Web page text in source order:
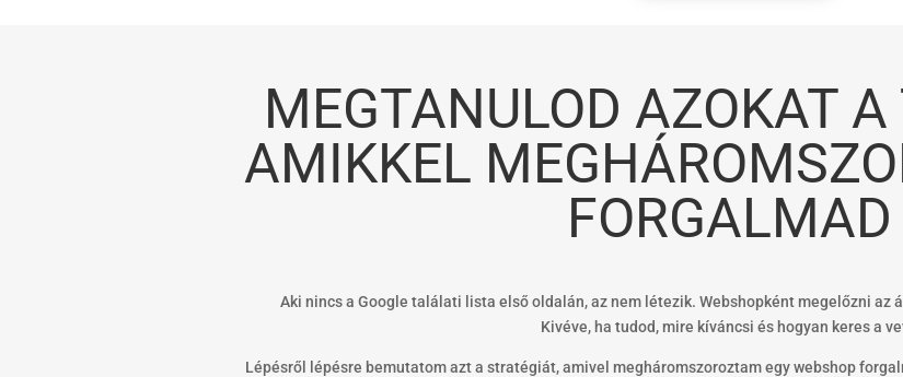
MEGTANULOD AZOKAT A
AMIKKEL
FORGALMAD
Aki nincs a Google találati lista első oldalán, az nem létezik. Webshopként megelőzni
Kivéve, ha tudod, mire kíváncsi és hogyan keres a
Lépésről lépésre bemutatom azt a stratégiát, amivel megháromszoroztam egy webshop